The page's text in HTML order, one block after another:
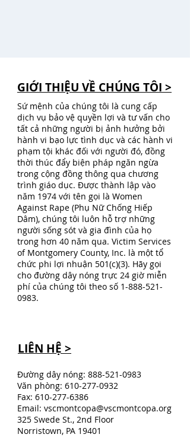
GIỚI THIỆU VỀ CHÚNG TÔI >
Sứ mệnh của chúng tôi là cung cấp
dịch vụ bảo vệ quyền lợi và tư vấn cho
tất cả những người bị ảnh hưởng bởi
hành vi bạo lực tình dục và các hành vi
phạm tội khác đối với người đó, đồng
thời thúc đẩy biện pháp ngăn ngừa
trong cộng đồng thông qua chương
trình giáo dục. Được thành lập vào
năm 1974 với tên gọi là Women
Against Rape (Phụ Nữ Chống Hiếp
Dâm), chúng tôi luôn hỗ trợ những
người sống sót và gia đình của họ
trong hơn 40 năm qua. Victim Services
of Montgomery County, Inc. là một tổ
chức phi lợi nhuận 501(c)(3). Hãy gọi
cho đường dây nóng trực 24 giờ miễn
phí của chúng tôi theo số 1-888-521-
0983.
LIÊN HỆ >
Đường dây nóng: 888-521-0983
Văn phòng: 610-277-0932
Fax: 610-277-6386
Email: vscmontcopa@vscmontcopa.org
325 Swede St., 2nd Floor
Norristown, PA 19401